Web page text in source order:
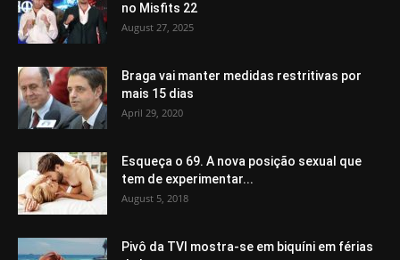
no Misfits 22
August 27, 2025
Braga vai manter medidas restritivas por
mais 15 dias
April 29, 2020
Esqueça o 69. A nova posição sexual que
tem de experimentar...
August 5, 2018
Pivô da TVI mostra-se em biquíni em férias